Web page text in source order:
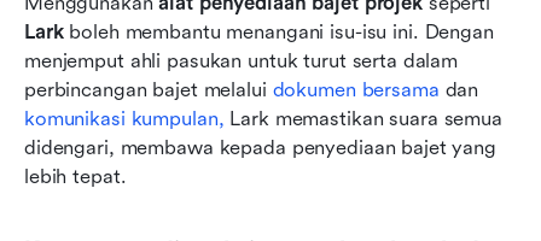
Lark boleh membantu menangani isu-isu ini. Dengan
menjemput ahli pasukan untuk turut serta dalam
perbincangan bajet melalui dokumen bersama
komunikasi kumpulan, Lark memastikan suara semua
didengari, membawa kepada penyediaan bajet yang
lebih tepat.